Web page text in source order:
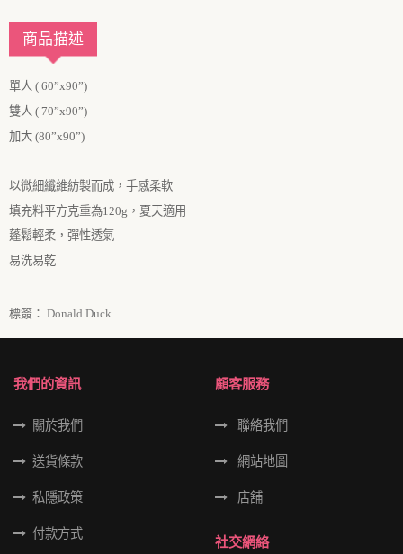
商品描述
單人 ( 60”x90”)
雙人 ( 70”x90”)
加大 (80”x90”)
以微細纖維紡製而成，手感柔軟
填充料平方克重為120g ，夏天適用
蓬鬆輕柔，彈性透氣
易洗易乾
標簽： Donald Duck
我們的資訊
關於我們
送貨條款
私隱政策
付款方式
顧客服務
聯絡我們
網站地圖
店舖
社交網絡